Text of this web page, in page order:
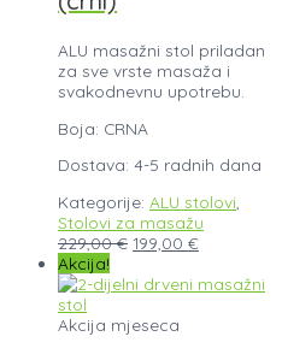
ALU masažni stol priladan
za sve vrste masaža i
svakodnevnu upotrebu.
Boja: CRNA
Dostava: 4-5 radnih dana
Kategorije: ALU stolovi
Stolovi za masažu
229,00€ 199,00 €
Akcija!
Akcija mjeseca